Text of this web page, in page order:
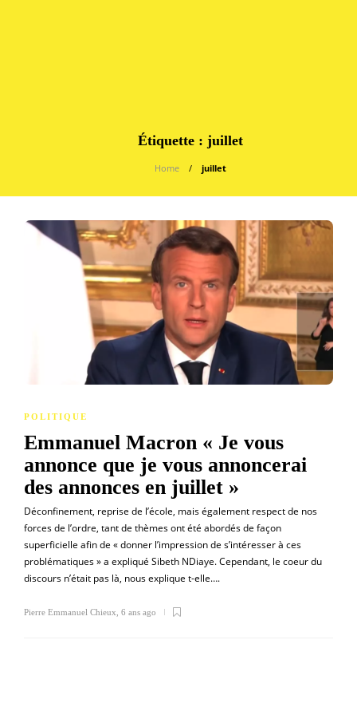
Étiquette : juillet
Home juillet
POLITIQUE
Emmanuel Macron « Je vous
annonce que je vous annoncerai
des annonces en juillet »
Déconfinement, reprise de l’école, mais également respect de nos
forces de l’ordre, tant de thèmes ont été abordés de façon
superficielle afin de « donner l’impression de s’intéresser à ces
problématiques » a expliqué Sibeth NDiaye. Cependant, le coeur du
discours n’était pas là, nous explique t-elle….
Pierre Emmanuel Chieux 6 ans ago